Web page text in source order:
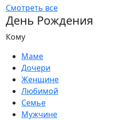
Смотреть все
День Рождения
Кому
Маме
Дочери
Женщине
Любимой
Семье
Мужчине